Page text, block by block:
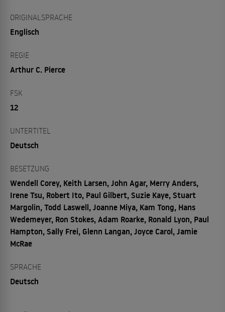
ORIGINALSPRACHE
Englisch
REGIE
Arthur C. Pierce
FSK
12
UNTERTITEL
Deutsch
BESETZUNG
Wendell Corey, Keith Larsen, John Agar, Merry Anders,
Irene Tsu, Robert Ito, Paul Gilbert, Suzie Kaye, Stuart
Margolin, Todd Laswell, Joanne Miya, Kam Tong, Hans
Wedemeyer, Ron Stokes, Adam Roarke, Ronald Lyon, Paul
Hampton, Sally Frei, Glenn Langan, Joyce Carol, Jamie
McRae
SPRACHE
Deutsch